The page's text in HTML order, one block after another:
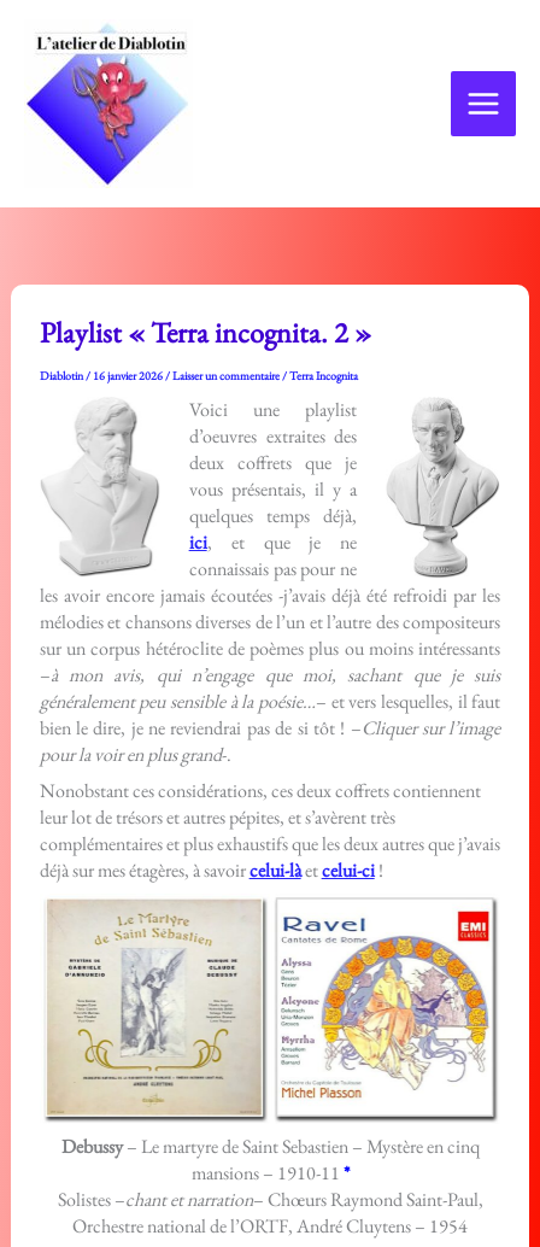
contenu
Playlist « Terra incognita. 2 »
Diablotin/ 16 janvier 2026/Laisser un commentaire/Terra Incognita
Voici une playlist
d’oeuvres extraites des
deux coffrets que je
vous présentais, il y a
quelques temps déjà,
ici, et que je ne
connaissais pas pour ne
les avoir encore jamais écoutées -j’avais déjà été refroidi par les
mélodies et chansons diverses de l’un et l’autre des compositeurs
sur un corpus hétéroclite de poèmes plus ou moins intéressants
–à mon avis, qui n’engage que moi, sachant que je suis
généralement peu sensible à la poésie…– et vers lesquelles, il faut
bien le dire, je ne reviendrai pas de si tôt ! –Cliquer sur l’image
pour la voir en plus grand-.
Nonobstant ces considérations, ces deux coffrets contiennent
leur lot de trésors et autres pépites, et s’avèrent très
complémentaires et plus exhaustifs que les deux autres que j’avais
déjà sur mes étagères, à savoircelui-làetcelui-ci!
Debussy– Le martyre de Saint Sebastien – Mystère en cinq
mansions – 1910-11*
Solistes –chant et narration– Chœurs Raymond Saint-Paul,
Orchestre national de l’ORTF, André Cluytens – 1954